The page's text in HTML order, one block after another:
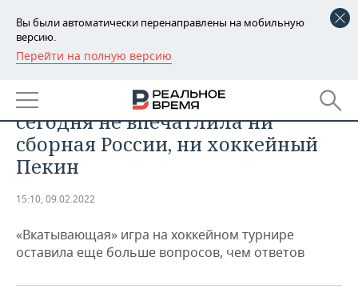
Вы были автоматически перенаправлены на мобильную
версию.
Перейти на полную версию
РЕГИОНЫ
БАШКОРТОСТАН
ТАТАРСТАН
УДМУРТИЯ
НОВОСТИ
АНАЛИТИКА
НОВОСТИ АНАЛИТИКИ
ДЕКЛАРАЦИИ О ДОХОДАХ
КОРОЛИ ГОСЗАКАЗА ПФО
ЭКОНОМИКА
НОВОСТИ ЭКОНОМИКИ
ФИНАНСЫ
ПРОМЫШЛЕННОСТЬ
НОВОСТИ
ПРОМЫШЛЕННОСТИ
АГРОПРОМ
НЕДВИЖИМОСТЬ
Удручающее впечатление:
сегодня не впечатлила ни
сборная России, ни хоккейный
Пекин
15:10, 09.02.2022
«Вкатывающая» игра на хоккейном турнире
оставила еще больше вопросов, чем ответов